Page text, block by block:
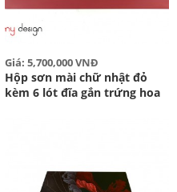
Giá: 5,700,000 VNĐ
Hộp sơn mài chữ nhật đỏ
kèm 6 lót đĩa gắn trứng hoa